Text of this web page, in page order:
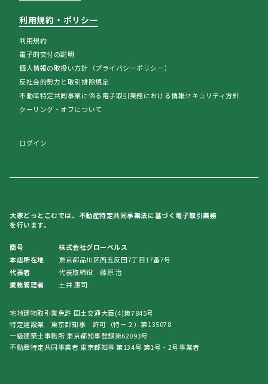
利用規約・ポリシー
利用規約
電子的交付の説明
個人情報の取扱い方針（プライバシーポリシー）
反社会的勢力と取引排除規定
不動産特定共同事業に係る電子取引業務における情報セキュリティ方針
クーリング・オフについて
ログイン
大家どっとこむでは、不動産特定共同事業法に基づく電子取引業務
を行います。
商号
株式会社グローベルス
本店所在地
東京都品川区西五反田7丁目17番7号
代表者
代表取締役 藤原 治
業務管理者
土井 康司
宅地建物取引業免許 国土交通大臣(4)第7845号
特定建設業 東京都知事 許可（特－２）第135078
一級建築士事務所 東京都知事登録第62093号
不動産特定共同事業者 東京都知事 第134号 第1号・2号事業者